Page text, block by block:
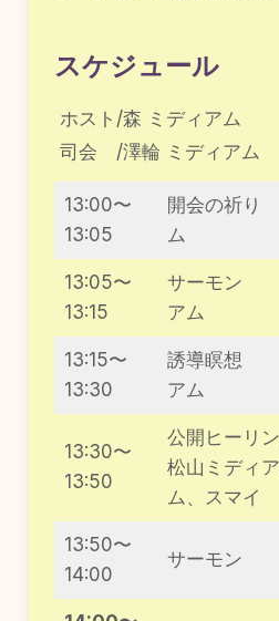
スケジュール
ホスト/森 ミディアム
司会 /澤輪 ミディアム
13:00〜
13:05
開会の祈
ム
13:05〜
13:15
サーモン
アム
13:15〜
13:30
誘導瞑想
アム
13:30〜
13:50
公開ヒーリ
松山ミディ
ム、スマイ
13:50〜
14:00
サーモ